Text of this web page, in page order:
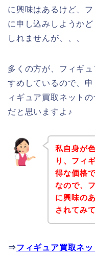
に興味はあるけど、
に申し込みしようか
しれませんが、、、
多くの方が、フィギ
すめしているので、
ィギュア買取ネット
だと思いますよ♪
私自身が
り、フィ
得な価格
なので、
に興味の
されてみ
⇒フィギュア買取ネ